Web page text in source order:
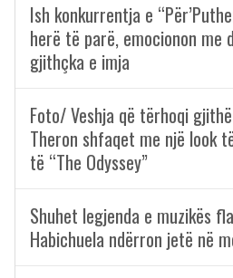
Ish konkurrentja e
herë të parë, emocionon me
gjithçka e imja
Foto/ Veshja që tërhoqi
Theron shfaqet me një look
të “The Odyssey”
Shuhet legjenda e muzikës
Habichuela ndërron jetë në